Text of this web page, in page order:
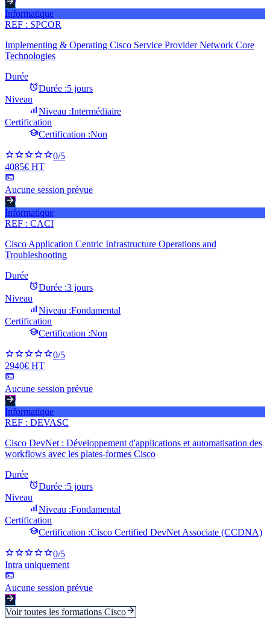
Informatique
REF : SPCOR
Implementing & Operating Cisco Service Provider Network Core
Technologies
Durée
Durée :5 jours
Niveau
Niveau :Intermédiaire
Certification
Certification :Non
0/5
4085€ HT
Aucune session prévue
Informatique
REF : CACI
Cisco Application Centric Infrastructure Operations and
Troubleshooting
Durée
Durée :3 jours
Niveau
Niveau :Fondamental
Certification
Certification :Non
0/5
2940€ HT
Aucune session prévue
Informatique
REF : DEVASC
Cisco DevNet : Développement d'applications et automatisation des
workflows avec les plates-formes Cisco
Durée
Durée :5 jours
Niveau
Niveau :Fondamental
Certification
Certification :Cisco Certified DevNet Associate (CCDNA)
0/5
Intra uniquement
Aucune session prévue
Voir toutes les formations Cisco